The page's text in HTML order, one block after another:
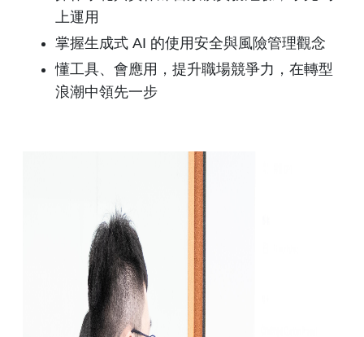
上運用
掌握生成式 AI 的使用安全與風險管理觀念
懂工具、會應用，提升職場競爭力，在轉型
浪潮中領先一步